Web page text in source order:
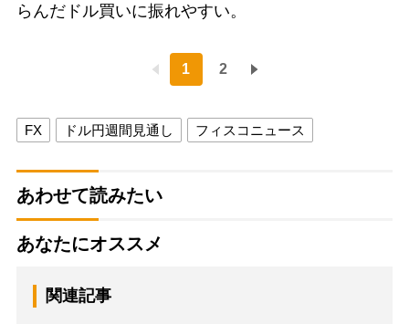
らんだドル買いに振れやすい。
1 2
FX ドル円週間見通し フィスコニュース
あわせて読みたい
あなたにオススメ
関連記事